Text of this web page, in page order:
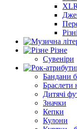
Різне
Сувеніри
Бандани
Браслети
Дитячі
Значки
Кепки
Кулони